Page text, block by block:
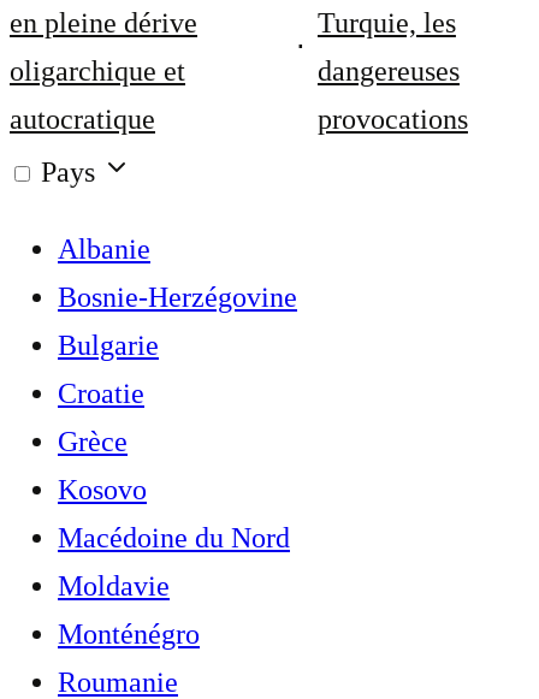
en pleine dérive
oligarchique et
autocratique
Turquie, les
dangereuses
provocations
Pays
Albanie
Bosnie-Herzégovine
Bulgarie
Croatie
Grèce
Kosovo
Macédoine du Nord
Moldavie
Monténégro
Roumanie